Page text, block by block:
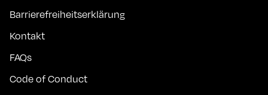
Barrierefreiheitserklärung
Kontakt
FAQs
Code of Conduct